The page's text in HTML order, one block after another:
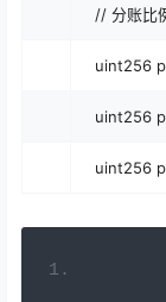
// 分账比
uint256
uint256
uint256